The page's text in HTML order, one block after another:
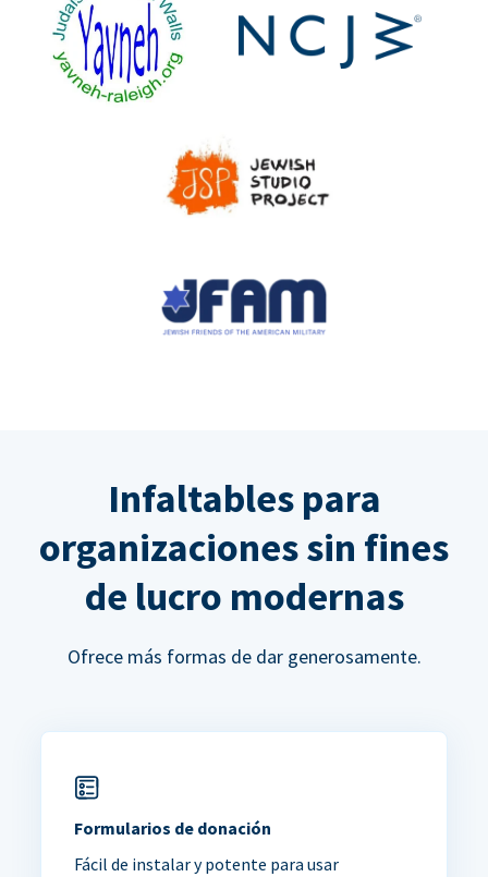
Infaltables para
organizaciones sin fines
de lucro modernas
Ofrece más formas de dar generosamente.
Formularios de donación
Fácil de instalar y potente para usar